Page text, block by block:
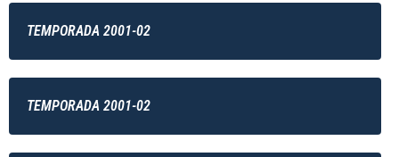
TEMPORADA 2001-02
TEMPORADA 2001-02